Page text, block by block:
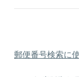
郵便番号検索に